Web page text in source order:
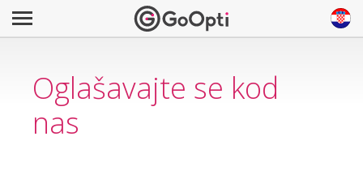
Oglašavajte se kod
nas